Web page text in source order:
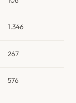
1.346
267
576